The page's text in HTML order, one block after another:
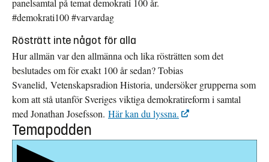
panelsamtal på temat demokrati 100 år.
#demokrati100 #varvardag
Rösträtt inte något för alla
Hur allmän var den allmänna och lika rösträtten som det
beslutades om för exakt 100 år sedan? Tobias
Svanelid, Vetenskapsradion Historia, undersöker grupperna som
kom att stå utanför Sveriges viktiga demokratireform i samtal
med Jonathan Josefsson. Här kan du lyssna.
Temapodden